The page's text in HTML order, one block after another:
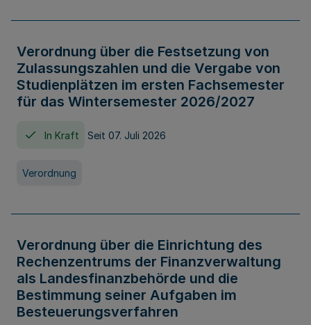
Verordnung über die Festsetzung von
Zulassungszahlen und die Vergabe von
Studienplätzen im ersten Fachsemester
für das Wintersemester 2026/2027
In Kraft Seit 07. Juli 2026
Verordnung
Verordnung über die Einrichtung des
Rechenzentrums der Finanzverwaltung
als Landesfinanzbehörde und die
Bestimmung seiner Aufgaben im
Besteuerungsverfahren